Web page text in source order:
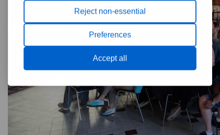
Reject non-essential
Preferences
Accept all